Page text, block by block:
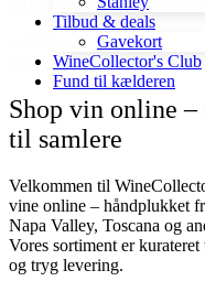
Tilbud & deals
Gavekort
WineCollector's Club
Fund til kælderen
4.999,00 kr.
Tilføj til kurv
Shop vin online
til samlere
Velkommen til
vine online – håndplukket
Napa Valley, Toscana og
Vores sortiment er
og tryg levering.